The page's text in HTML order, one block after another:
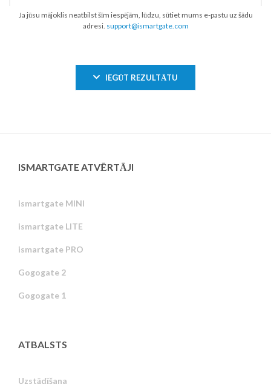
Ja jūsu mājoklis neatbilst šīm iespējām, lūdzu, sūtiet mums e-pastu uz šādu
adresi. support@ismartgate.com
IEGŪT REZULTĀTU
ISMARTGATE ATVĒRTĀJI
ismartgate MINI
ismartgate LITE
ismartgate PRO
Gogogate 2
Gogogate 1
ATBALSTS
Uzstādīšana